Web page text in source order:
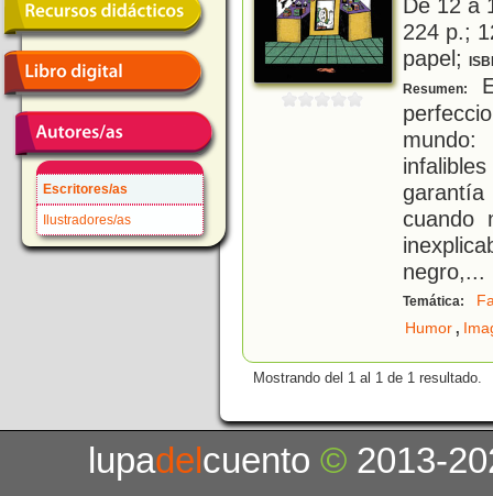
Escritores/as
Ilustradores/as
De 12 a
224 p.;
papel;
Resumen:
mundo:
cuando
negro,...
Temática:
Humor,
Mostrando del 1 al 1 de 1 resultado.
lupadelcuento© 2013-